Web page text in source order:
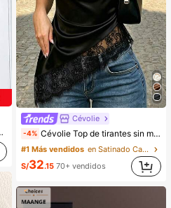
Cévolie
-4% Cévolie Top de tirantes sin mangas con cuello drapeado tipo cowl, ajuste ceñido, sexy, con fruncidos, ribete de encaje, patchwork y espalda descubierta para fiesta
#1 Más vendidos
en Satinado Camisetas sin mangas y camisetas sin m
S/32.15 70+ vendidos